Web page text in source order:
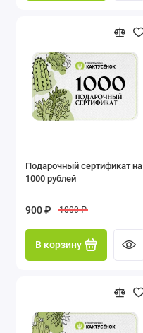
Подарочный сертификат на
1000 рублей
900 ₽ 1000 ₽
В корзину